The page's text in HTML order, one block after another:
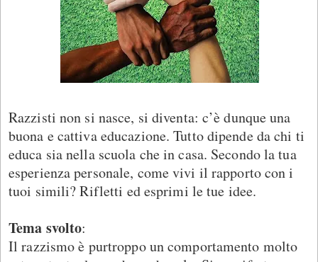
Razzisti non si nasce, si diventa: c’è dunque una
buona e cattiva educazione. Tutto dipende da chi ti
educa sia nella scuola che in casa. Secondo la tua
esperienza personale, come vivi il rapporto con i
tuoi simili? Rifletti ed esprimi le tue idee.
Tema svolto:
Il razzismo è purtroppo un comportamento molto